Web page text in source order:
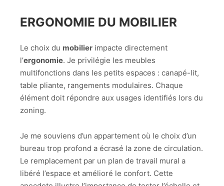
ERGONOMIE DU MOBILIER
Le choix du mobilier impacte directement
l’ergonomie. Je privilégie les meubles
multifonctions dans les petits espaces : canapé-lit,
table pliante, rangements modulaires. Chaque
élément doit répondre aux usages identifiés lors du
zoning.
Je me souviens d’un appartement où le choix d’un
bureau trop profond a écrasé la zone de circulation.
Le remplacement par un plan de travail mural a
libéré l’espace et amélioré le confort. Cette